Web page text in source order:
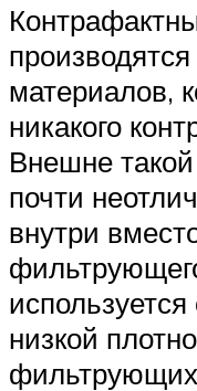
материалов,
никакого
Внешне
почти
внутри
низкой